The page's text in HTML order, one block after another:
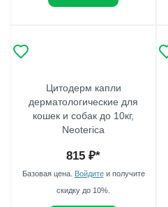
Цитодерм капли
дерматологические для
кошек и собак до 10кг,
Neoterica
815 ₽*
Базовая цена. Войдитеи получите
скидку до 10%.